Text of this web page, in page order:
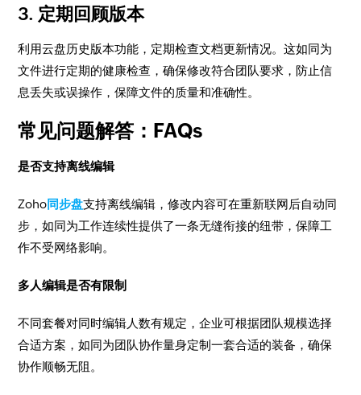
3. 定期回顾版本
利用云盘历史版本功能，定期检查文档更新情况。这如同为
文件进行定期的健康检查，确保修改符合团队要求，防止信
息丢失或误操作，保障文件的质量和准确性。
常见问题解答：FAQs
是否支持离线编辑
Zoho同步盘支持离线编辑，修改内容可在重新联网后自动同
步，如同为工作连续性提供了一条无缝衔接的纽带，保障工
作不受网络影响。
多人编辑是否有限制
不同套餐对同时编辑人数有规定，企业可根据团队规模选择
合适方案，如同为团队协作量身定制一套合适的装备，确保
协作顺畅无阻。